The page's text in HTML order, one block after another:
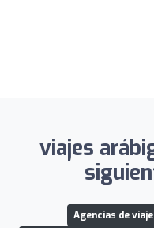
viajes
Agencias de